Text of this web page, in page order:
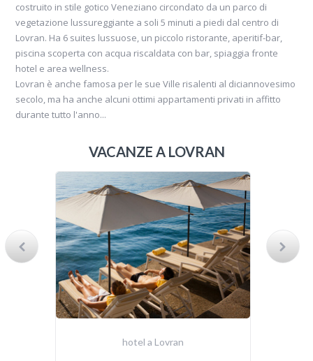
costruito in stile gotico Veneziano circondato da un parco di
vegetazione lussureggiante a soli 5 minuti a piedi dal centro di
Lovran. Ha 6 suites lussuose, un piccolo ristorante, aperitif-bar,
piscina scoperta con acqua riscaldata con bar, spiaggia fronte
hotel e area wellness.
Lovran è anche famosa per le sue Ville risalenti al diciannovesimo
secolo, ma ha anche alcuni ottimi appartamenti privati in affitto
durante tutto l'anno...
VACANZE A LOVRAN
hotel a Lovran